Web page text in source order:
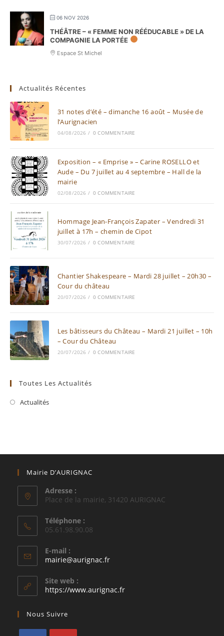
06 NOV 2026
THÉÂTRE – « FEMME NON RÉÉDUCABLE » DE LA
COMPAGNIE LA PORTÉE
Espace St Michel
Actualités Récentes
31 notes d’été – dimanche 16 août – Musée de
l’Aurignacien
04/08/2026 / 0 COMMENTAIRE
Exposition – « Emprise » – Carine ROSELLO et
Aude – Du 7 juillet au 4 septembre – Hall de la
mairie
02/08/2026 / 0 COMMENTAIRE
Hommage Jean-François Zapater – Vendredi 31
juillet à 17h – chemin de Cipot
30/07/2026 / 0 COMMENTAIRE
Chantier Shakespeare – Mardi 28 juillet – 20h30 –
Cour du château
20/07/2026 / 0 COMMENTAIRE
Les bâtisseurs du Château – Mardi 21 juillet – 10h
– Cour du Château
20/07/2026 / 0 COMMENTAIRE
Toutes Les Actualités
Actualités
Mairie D’AURIGNAC
Adresse :
Place de la mairie, 31420 AURIGNAC
Téléphone :
05.61.98.90.08
E-mail :
mairie@aurignac.frS’ouvre
application
Site web :
https://www.aurignac.fr
Nous Suivre